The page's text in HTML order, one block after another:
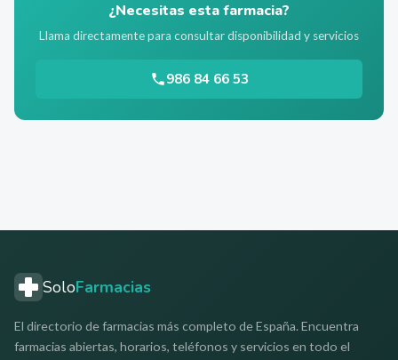
¿Necesitas esta farmacia?
Llama directamente para consultar disponibilidad y servicios
986 84 66 53
SoloFarmacias
El directorio de farmacias más completo de España. Encuentra
farmacias abiertas, horarios, teléfonos y servicios en todo el